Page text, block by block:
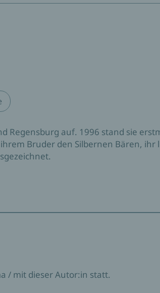
auf. 1996 stand sie
Bruder den Silbernen Bären, ihr
/ mit dieser Autor:in statt.